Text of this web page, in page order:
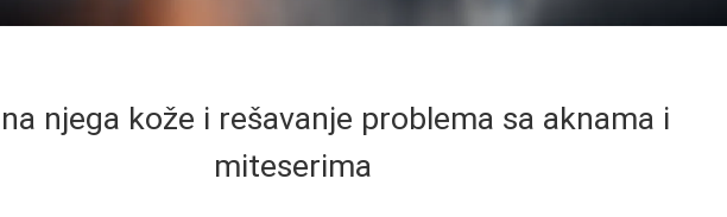
njega kože i rešavanje problema sa aknama i
miteserima